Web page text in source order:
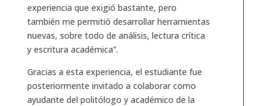
experiencia que exigió bastante, pero
también me permitió desarrollar herramientas
nuevas, sobre todo de análisis, lectura crítica
y escritura académica”.
Gracias a esta experiencia, el estudiante fue
posteriormente invitado a colaborar como
ayudante del politólogo y académico de la